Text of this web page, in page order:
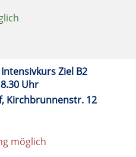
Ziel B2
Uhr
Kirchbrunnenstr. 12
möglich